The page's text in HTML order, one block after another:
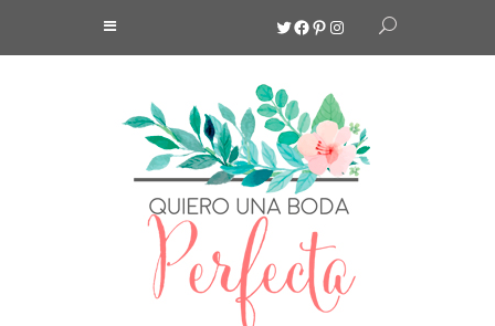
Twitter
Facebook
Pinterest
Instagram